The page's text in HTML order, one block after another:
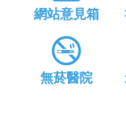
網站意見箱
無菸醫院